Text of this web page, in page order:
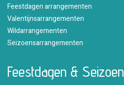
Feestdagen arrangementen
Valentijnsarrangementen
Wildarrangementen
Seizoensarrangementen
Feestdagen & Seizoen